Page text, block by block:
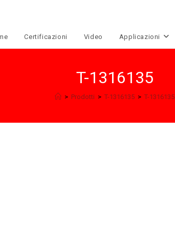
Certificazioni Video Applicazioni
T-1316135
> Prodotti > T-1316135 > T-1316135